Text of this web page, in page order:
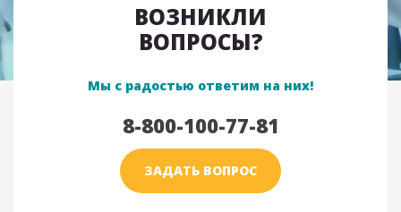
ВОЗНИКЛИ
ВОПРОСЫ?
Мы с радостью ответим на них!
8-800-100-77-81
ЗАДАТЬ ВОПРОС